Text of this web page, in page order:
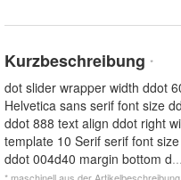
Kurzbeschreibung *
dot slider wrapper width ddot
Helvetica sans serif font size
ddot 888 text align ddot right
template 10 Serif serif font
ddot 004d40 margin bottom d